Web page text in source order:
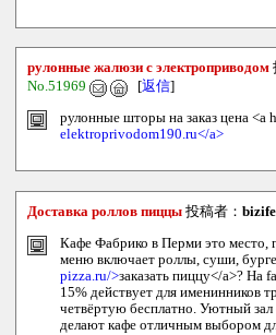
рулонные жалюзи с электроприводом
No.51969
[返信]
рулонные шторы на заказ цена <a
elektroprivodom190.ru</a>
Доставка роллов пиццы 投稿者：
Кафе Фабрико в Перми это место,
меню включает роллы, суши,
pizza.ru/>заказать пиццу</a>? На
15% действует для именинников
четвёртую бесплатно. Уютный
делают кафе отличным выбором